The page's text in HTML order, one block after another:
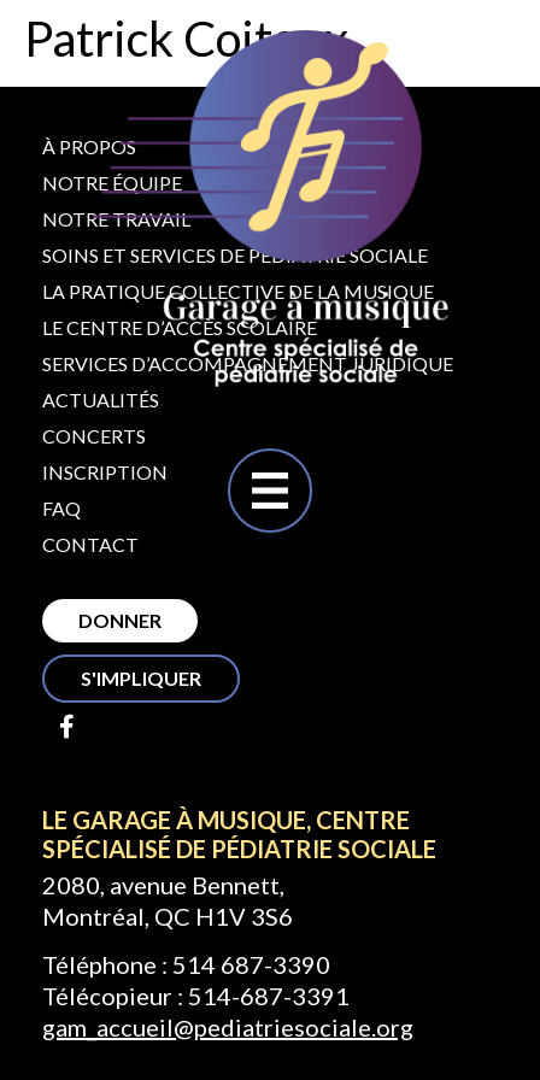
Patrick Coiteux
LE GARAGE À MUSIQUE, CENTRE
SPÉCIALISÉ DE PÉDIATRIE SOCIALE
2080, avenue Bennett,
Montréal, QC H1V 3S6
Téléphone : 514 687-3390
Télécopieur : 514-687-3391
gam_accueil@pediatriesociale.org
À PROPOS
NOTRE ÉQUIPE
NOTRE TRAVAIL
SOINS ET SERVICES DE PÉDIATRIE SOCIALE
LA PRATIQUE COLLECTIVE DE LA MUSIQUE
LE CENTRE D’ACCÈS SCOLAIRE
SERVICES D’ACCOMPAGNEMENT JURIDIQUE
ACTUALITÉS
CONCERTS
INSCRIPTION
FAQ
CONTACT
DONNER
S'IMPLIQUER